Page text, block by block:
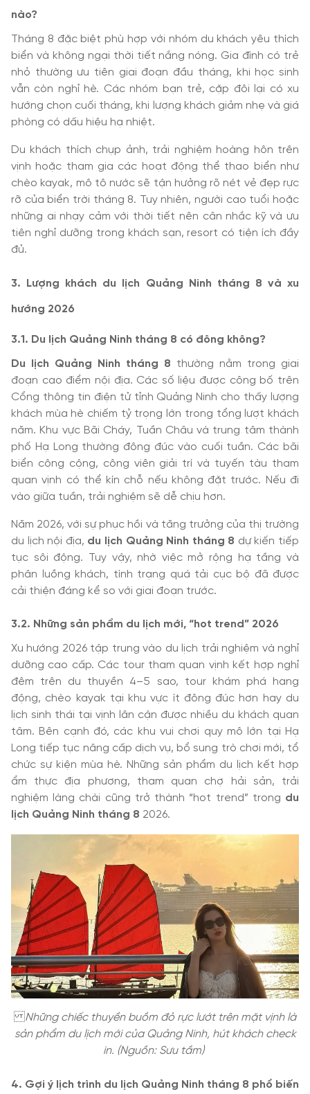
nào?
Tháng 8 đặc biệt phù hợp với nhóm du khách yêu thích
biển và không ngại thời tiết nắng nóng. Gia đình có trẻ
nhỏ thường ưu tiên giai đoạn đầu tháng, khi học sinh
vẫn còn nghỉ hè. Các nhóm bạn trẻ, cặp đôi lại có xu
hướng chọn cuối tháng, khi lượng khách giảm nhẹ và giá
phòng có dấu hiệu hạ nhiệt.
Du khách thích chụp ảnh, trải nghiệm hoàng hôn trên
vịnh hoặc tham gia các hoạt động thể thao biển như
chèo kayak, mô tô nước sẽ tận hưởng rõ nét vẻ đẹp rực
rỡ của biển trời tháng 8. Tuy nhiên, người cao tuổi hoặc
những ai nhạy cảm với thời tiết nên cân nhắc kỹ và ưu
tiên nghỉ dưỡng trong khách sạn, resort có tiện ích đầy
đủ.
3. Lượng khách du lịch Quảng Ninh tháng 8 và xu
hướng 2026
3.1. Du lịch Quảng Ninh tháng 8 có đông không?
Du lịch Quảng Ninh tháng 8 thường nằm trong giai
đoạn cao điểm nội địa. Các số liệu được công bố trên
Cổng thông tin điện tử tỉnh Quảng Ninh cho thấy lượng
khách mùa hè chiếm tỷ trọng lớn trong tổng lượt khách
năm. Khu vực Bãi Cháy, Tuần Châu và trung tâm thành
phố Hạ Long thường đông đúc vào cuối tuần. Các bãi
biển công cộng, công viên giải trí và tuyến tàu tham
quan vịnh có thể kín chỗ nếu không đặt trước. Nếu đi
vào giữa tuần, trải nghiệm sẽ dễ chịu hơn.
Năm 2026, với sự phục hồi và tăng trưởng của thị trường
du lịch nội địa, du lịch Quảng Ninh tháng 8 dự kiến tiếp
tục sôi động. Tuy vậy, nhờ việc mở rộng hạ tầng và
phân luồng khách, tình trạng quá tải cục bộ đã được
cải thiện đáng kể so với giai đoạn trước.
3.2. Những sản phẩm du lịch mới, “hot trend” 2026
Xu hướng 2026 tập trung vào du lịch trải nghiệm và nghỉ
dưỡng cao cấp. Các tour tham quan vịnh kết hợp nghỉ
đêm trên du thuyền 4–5 sao, tour khám phá hang
động, chèo kayak tại khu vực ít đông đúc hơn hay du
lịch sinh thái tại vịnh lân cận được nhiều du khách quan
tâm. Bên cạnh đó, các khu vui chơi quy mô lớn tại Hạ
Long tiếp tục nâng cấp dịch vụ, bổ sung trò chơi mới, tổ
chức sự kiện mùa hè. Những sản phẩm du lịch kết hợp
ẩm thực địa phương, tham quan chợ hải sản, trải
nghiệm làng chài cũng trở thành “hot trend” trong du
lịch Quảng Ninh tháng 8 2026.
Những chiếc thuyền buồm đỏ rực lướt trên mặt vịnh là
sản phẩm du lịch mới của Quảng Ninh, hút khách check
in. (Nguồn: Sưu tầm)
4. Gợi ý lịch trình du lịch Quảng Ninh tháng 8 phổ biến